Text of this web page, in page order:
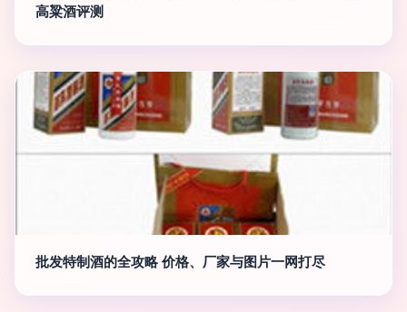
高粱酒评测
批发特制酒的全攻略 价格、厂家与图片一网打尽